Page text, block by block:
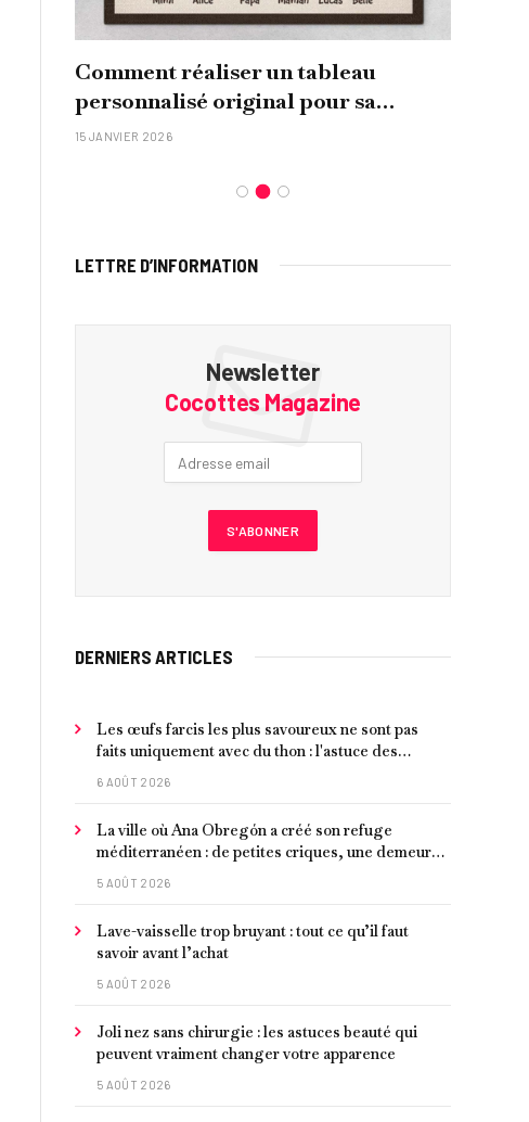
Comment réaliser un tableau
personnalisé original pour sa
famille ?
15 JANVIER 2026
LETTRE D’INFORMATION
Newsletter
Cocottes Magazine
DERNIERS ARTICLES
Les œufs farcis les plus savoureux ne sont pas
faits uniquement avec du thon : l'astuce des
moules marinées pour les rendre beaucoup plus
6 AOÛT 2026
La ville où Ana Obregón a créé son refuge
méditerranéen : de petites criques, une demeure
de millionnaire face à la mer et les meilleurs fruits
5 AOÛT 2026
Lave-vaisselle trop bruyant : tout ce qu’il faut
savoir avant l’achat
5 AOÛT 2026
Joli nez sans chirurgie : les astuces beauté qui
peuvent vraiment changer votre apparence
5 AOÛT 2026